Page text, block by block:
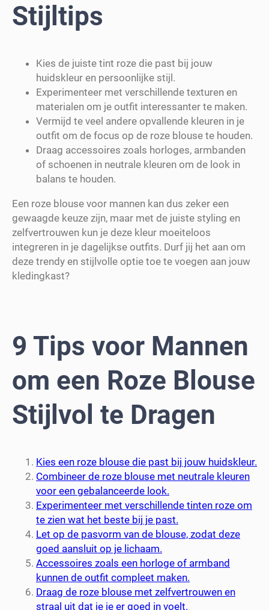
Stijltips
Kies de juiste tint roze die past bij jouw
huidskleur en persoonlijke stijl.
Experimenteer met verschillende texturen en
materialen om je outfit interessanter te maken.
Vermijd te veel andere opvallende kleuren in je
outfit om de focus op de roze blouse te houden.
Draag accessoires zoals horloges, armbanden
of schoenen in neutrale kleuren om de look in
balans te houden.
Een roze blouse voor mannen kan dus zeker een
gewaagde keuze zijn, maar met de juiste styling en
zelfvertrouwen kun je deze kleur moeiteloos
integreren in je dagelijkse outfits. Durf jij het aan om
deze trendy en stijlvolle optie toe te voegen aan jouw
kledingkast?
9 Tips voor Mannen
om een Roze Blouse
Stijlvol te Dragen
Kies een roze blouse die past bij jouw huidskleur.
Combineer de roze blouse met neutrale kleuren
voor een gebalanceerde look.
Experimenteer met verschillende tinten roze om
te zien wat het beste bij je past.
Let op de pasvorm van de blouse, zodat deze
goed aansluit op je lichaam.
Accessoires zoals een horloge of armband
kunnen de outfit compleet maken.
Draag de roze blouse met zelfvertrouwen en
straal uit dat je je er goed in voelt.